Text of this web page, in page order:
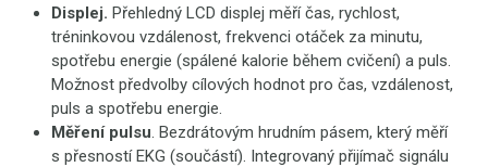
Displej. Přehledný LCD displej měří čas, rychlost,
tréninkovou vzdálenost, frekvenci otáček za minutu,
spotřebu energie (spálené kalorie během cvičení) a puls.
Možnost předvolby cílových hodnot pro čas, vzdálenost,
puls a spotřebu energie.
Měření pulsu. Bezdrátovým hrudním pásem, který měří
s přesností EKG (součástí). Integrovaný přijímač signálu